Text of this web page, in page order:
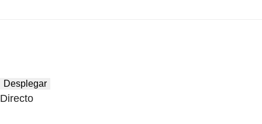
Desplegar
Directo